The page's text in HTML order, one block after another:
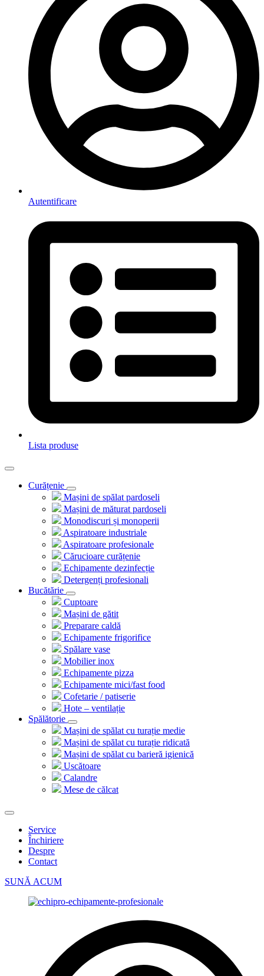
Autentificare
Lista produse
Curățenie
Mașini de spălat pardoseli
Mașini de măturat pardoseli
Monodiscuri și monoperii
Aspiratoare industriale
Aspiratoare profesionale
Cărucioare curățenie
Echipamente dezinfecție
Detergenți profesionali
Bucătărie
Cuptoare
Mașini de gătit
Preparare caldă
Echipamente frigorifice
Spălare vase
Mobilier inox
Echipamente pizza
Echipamente mici/fast food
Cofetarie / patiserie
Hote – ventilație
Spălătorie
Mașini de spălat cu turație medie
Mașini de spălat cu turație ridicată
Mașini de spălat cu barieră igienică
Uscătoare
Calandre
Mese de călcat
Service
Închiriere
Despre
Contact
SUNĂ ACUM